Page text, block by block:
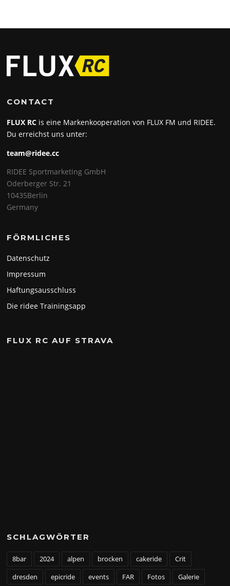
CONTACT
FLUX RC is eine Markenkooperation von FLUX FM und RIDEE.
Du erreichst uns unter:
team@ridee.cc
RIDEE Sportmarketing GmbH
Oderberger Str. 21
10435Berlin
Germany
FÖRMLICHES
Datenschutz
Impressum
Haftungsausschluss
Die ridee Trainingsapp
FLUX RC AUF STRAVA
SCHLAGWÖRTER
8bar 2024 alpen brocken cakeride
Crit
dresden
epicride events FAR Fotos Galerie